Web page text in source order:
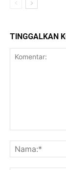
TINGGALKAN